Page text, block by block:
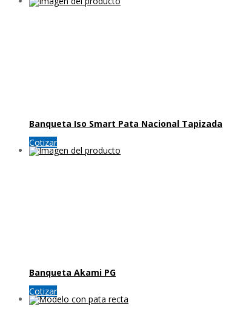
Banqueta Iso Smart Pata Nacional Tapizada
Cotizar
Banqueta Akami PG
Cotizar